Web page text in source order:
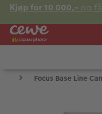
Kjøp for 10 000,- og
KAMERAFocus Base Line